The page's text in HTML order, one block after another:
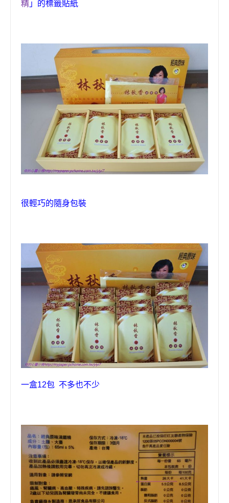
精 」的標籤貼紙
很輕巧的隨身包裝
一盒12包 不多也不少